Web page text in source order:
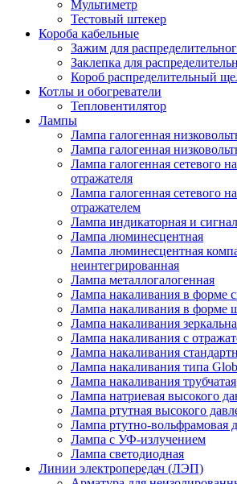
Мультиметр
Тестовый штекер
Короба кабельные
Зажим для
Заклепка для
Короб распределительный
Котлы и обогреватели
Тепловентилятор
Лампы
Лампа галогенная
Лампа галогенная
Лампа галогенная сетевого
отражателя
Лампа галогенная сетевого
отражателем
Лампа индикаторная и
Лампа люминесцентная
Лампа люминесцентная
неинтегрированная
Лампа металлогалогенная
Лампа накаливания в форме
Лампа накаливания в форме
Лампа накаливания
Лампа накаливания с
Лампа накаливания
Лампа накаливания типа
Лампа накаливания трубчатая
Лампа натриевая высокого
Лампа ртутная высокого
Лампа ртутно-вольфрамовая
Лампа с УФ-излучением
Лампа светодиодная
Линии электропередач (ЛЭП)